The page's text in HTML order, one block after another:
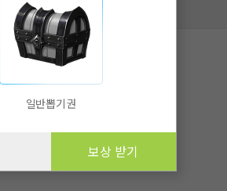
일반뽑기권
보상 받기
회사 정보 자세히 보기